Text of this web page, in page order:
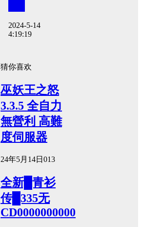
2024-5-14
4:19:19
猜你喜欢
巫妖王之怒
3.3.5 全自力
無營利 高難
度伺服器
24年5月14日 013
全新█青衫
传█335无
CD0000000000